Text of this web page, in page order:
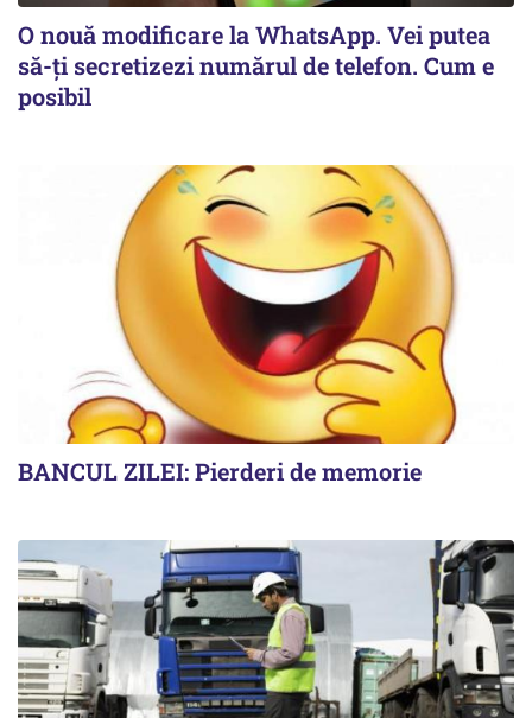
O nouă modificare la WhatsApp. Vei putea
să-ți secretizezi numărul de telefon. Cum e
posibil
BANCUL ZILEI: Pierderi de memorie